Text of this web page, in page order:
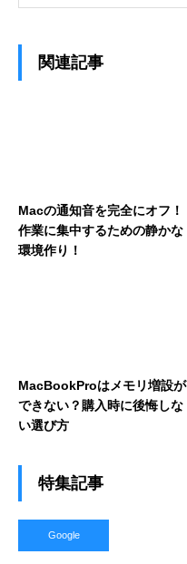
関連記事
Macの通知音を完全にオフ！
作業に集中するための静かな
環境作り！
MacBookProはメモリ増設が
できない？購入時に後悔しな
い選び方
特集記事
Google